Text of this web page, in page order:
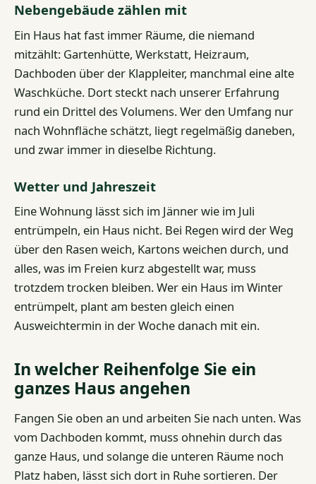
Nebengebäude zählen mit
Ein Haus hat fast immer Räume, die niemand
mitzählt: Gartenhütte, Werkstatt, Heizraum,
Dachboden über der Klappleiter, manchmal eine alte
Waschküche. Dort steckt nach unserer Erfahrung
rund ein Drittel des Volumens. Wer den Umfang nur
nach Wohnfläche schätzt, liegt regelmäßig daneben,
und zwar immer in dieselbe Richtung.
Wetter und Jahreszeit
Eine Wohnung lässt sich im Jänner wie im Juli
entrümpeln, ein Haus nicht. Bei Regen wird der Weg
über den Rasen weich, Kartons weichen durch, und
alles, was im Freien kurz abgestellt war, muss
trotzdem trocken bleiben. Wer ein Haus im Winter
entrümpelt, plant am besten gleich einen
Ausweichtermin in der Woche danach mit ein.
In welcher Reihenfolge Sie ein
ganzes Haus angehen
Fangen Sie oben an und arbeiten Sie nach unten. Was
vom Dachboden kommt, muss ohnehin durch das
ganze Haus, und solange die unteren Räume noch
Platz haben, lässt sich dort in Ruhe sortieren. Der